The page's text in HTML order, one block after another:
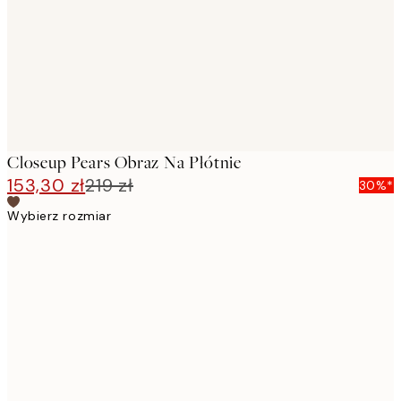
Closeup Pears Obraz Na Płótnie
153,30 zł219 zł
30%*
Wybierz rozmiar